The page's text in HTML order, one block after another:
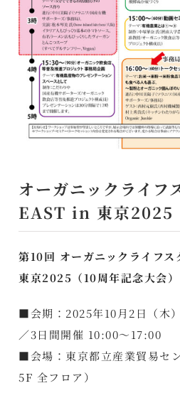
オーガニックライフ
EAST in 東京2025
第10回 オーガニックライフ
東京2025（10周年記念大会）
■会期：2025年10月2日（木
／3日間開催 10:00～17:00
■会場：東京都立産業貿易セ
5F 全フロア）